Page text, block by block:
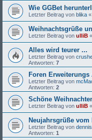
Wie GGBet
Letzter Beitrag von blika «
Weihnachtsgrüße
Letzter Beitrag von ulliB «
Alles wird teurer ...
Letzter Beitrag von
Antworten: 7
Foren
Letzter Beitrag von
Antworten: 2
Schöne
Letzter Beitrag von ulliB «
Neujahrsgrüße vom
Letzter Beitrag von dennis
Antworten: 1